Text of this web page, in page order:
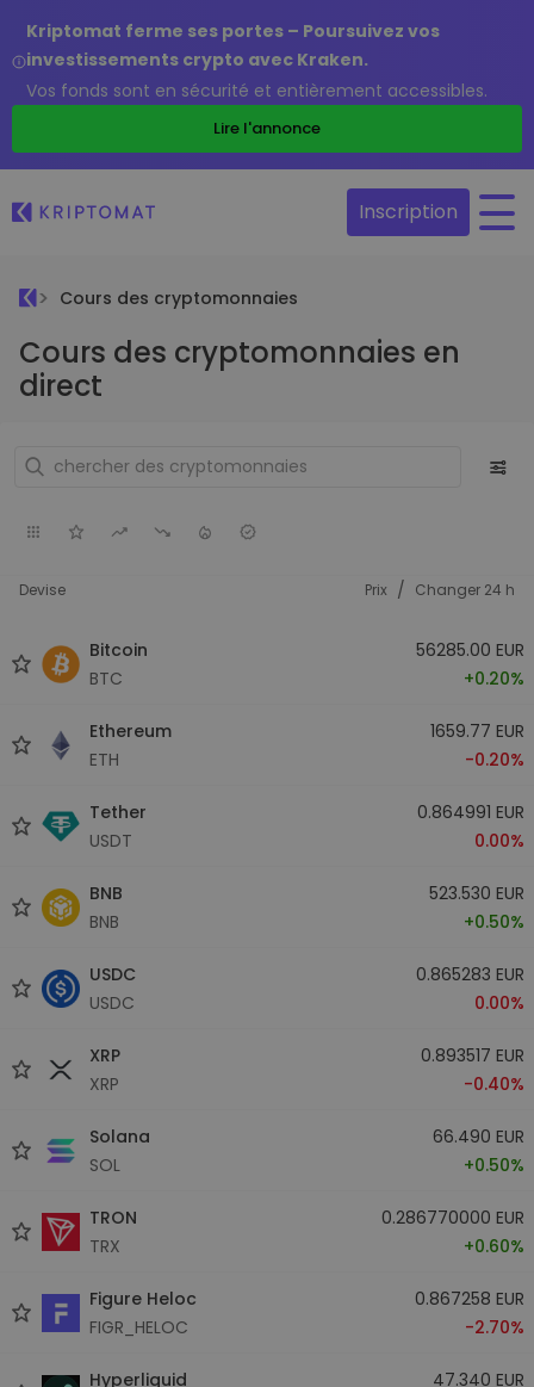
Kriptomat ferme ses portes – Poursuivez vos
investissements crypto avec Kraken.
Vos fonds sont en sécurité et entièrement accessibles.
Lire l'annonce
Inscription
Cours des cryptomonnaies
Cours des cryptomonnaies en
direct
Devise Prix / Changer 24 h
Bitcoin
BTC
56285.00 EUR
+0.20%
Ethereum
ETH
1659.77 EUR
-0.20%
Tether
USDT
0.864991 EUR
0.00%
BNB
BNB
523.530 EUR
+0.50%
USDC
USDC
0.865283 EUR
0.00%
XRP
XRP
0.893517 EUR
-0.40%
Solana
SOL
66.490 EUR
+0.50%
TRON
TRX
0.286770000 EUR
+0.60%
Figure Heloc
FIGR_HELOC
0.867258 EUR
-2.70%
Hyperliquid
47.340 EUR